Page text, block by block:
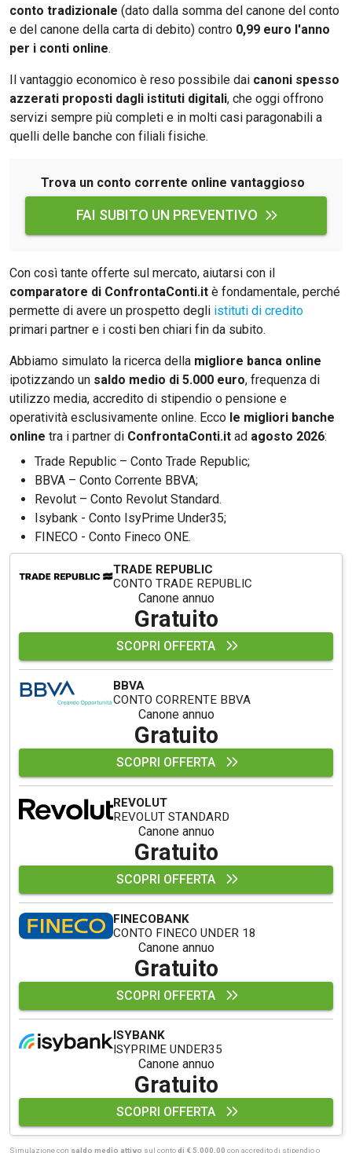
conto tradizionale (dato dalla somma del canone del conto
e del canone della carta di debito) contro 0,99 euro l'anno
per i conti online.
Il vantaggio economico è reso possibile dai canoni spesso
azzerati proposti dagli istituti digitali, che oggi offrono
servizi sempre più completi e in molti casi paragonabili a
quelli delle banche con filiali fisiche.
Trova un conto corrente online vantaggioso
FAI SUBITO UN PREVENTIVO
Con così tante offerte sul mercato, aiutarsi con il
comparatore di ConfrontaConti.it è fondamentale, perché
permette di avere un prospetto degli istituti di credito
primari partner e i costi ben chiari fin da subito.
Abbiamo simulato la ricerca della migliore banca online
ipotizzando un saldo medio di 5.000 euro, frequenza di
utilizzo media, accredito di stipendio o pensione e
operatività esclusivamente online. Ecco le migliori banche
online tra i partner di ConfrontaConti.it ad agosto 2026:
Trade Republic – Conto Trade Republic;
BBVA – Conto Corrente BBVA;
Revolut – Conto Revolut Standard.
Isybank - Conto IsyPrime Under35;
FINECO - Conto Fineco ONE.
TRADE REPUBLIC
CONTO TRADE REPUBLIC
Canone annuo
Gratuito
SCOPRI OFFERTA
BBVA
CONTO CORRENTE BBVA
Canone annuo
Gratuito
SCOPRI OFFERTA
REVOLUT
REVOLUT STANDARD
Canone annuo
Gratuito
SCOPRI OFFERTA
FINECOBANK
CONTO FINECO UNDER 18
Canone annuo
Gratuito
SCOPRI OFFERTA
ISYBANK
ISYPRIME UNDER35
Canone annuo
Gratuito
SCOPRI OFFERTA
Simulazione con saldo medio attivo sul contodi € 5.000,00 con accredito di stipendio o